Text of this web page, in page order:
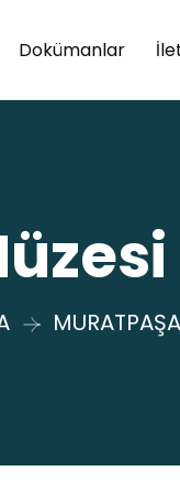
Dokümanlar
MURATPAŞA